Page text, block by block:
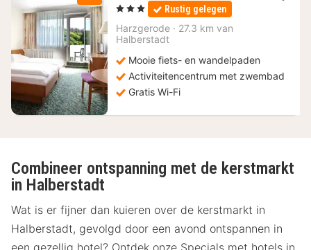
, 3 Sterren Rustig gelegen
Harzgerode · 27.3 km van
Halberstadt
Mooie fiets- en wandelpaden
Activiteitencentrum met zwembad
Gratis Wi-Fi
Combineer ontspanning met de kerstmarkt
in Halberstadt
Wat is er fijner dan kuieren over de kerstmarkt in
Halberstadt, gevolgd door een avond ontspannen in